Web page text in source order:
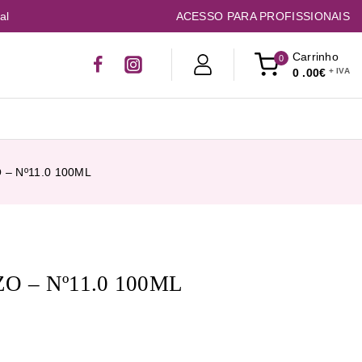
ACESSO PARA PROFISSIONAIS
0
Carrinho
0 .00€
Nº11.0 100ML
– Nº11.0 100ML